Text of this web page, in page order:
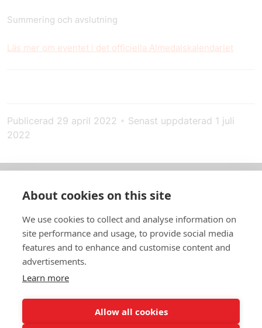
Summering och avslutning
Läs mer om eventet i det officiella Almedalskalendariet
Publicerad 29 april 2022 • Senast uppdaterad 1 juli
2022
In English
Standardavtal
Snabblänkar
About cookies on this site
We use cookies to collect and analyse information on
site performance and usage, to provide social media
features and to enhance and customise content and
advertisements.
Learn more
Allow all cookies